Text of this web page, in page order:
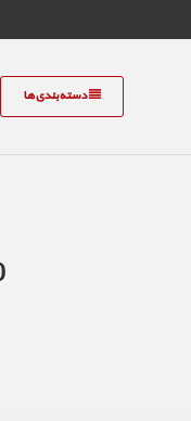
دسته‌بندی‌ها